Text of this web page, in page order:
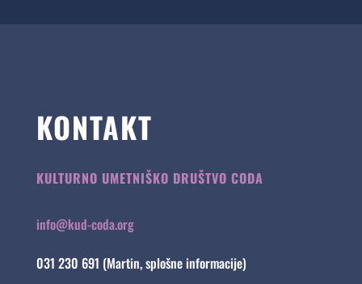
KONTAKT
KULTURNO UMETNIŠKO DRUŠTVO CODA
info@kud-coda.org
031 230 691 (Martin, splošne informacije)